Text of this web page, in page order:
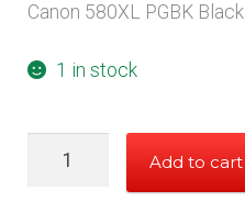
Canon 580XL PGBK Black
1 in stock
Add to cart